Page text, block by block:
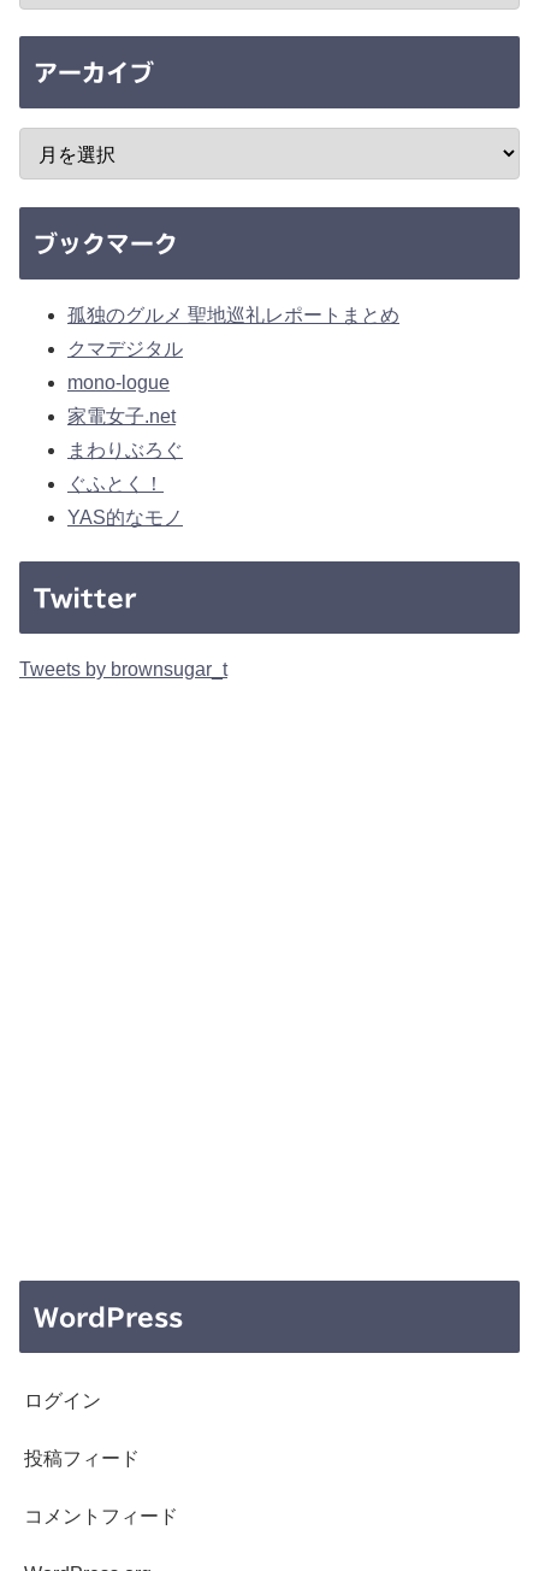
アーカイブ
ブックマーク
孤独のグルメ 聖地巡礼レポートまとめ
クマデジタル
mono-logue
家電女子.net
まわりぶろぐ
ぐふとく！
YAS的なモノ
Twitter
Tweets by brownsugar_t
WordPress
ログイン
投稿フィード
コメントフィード